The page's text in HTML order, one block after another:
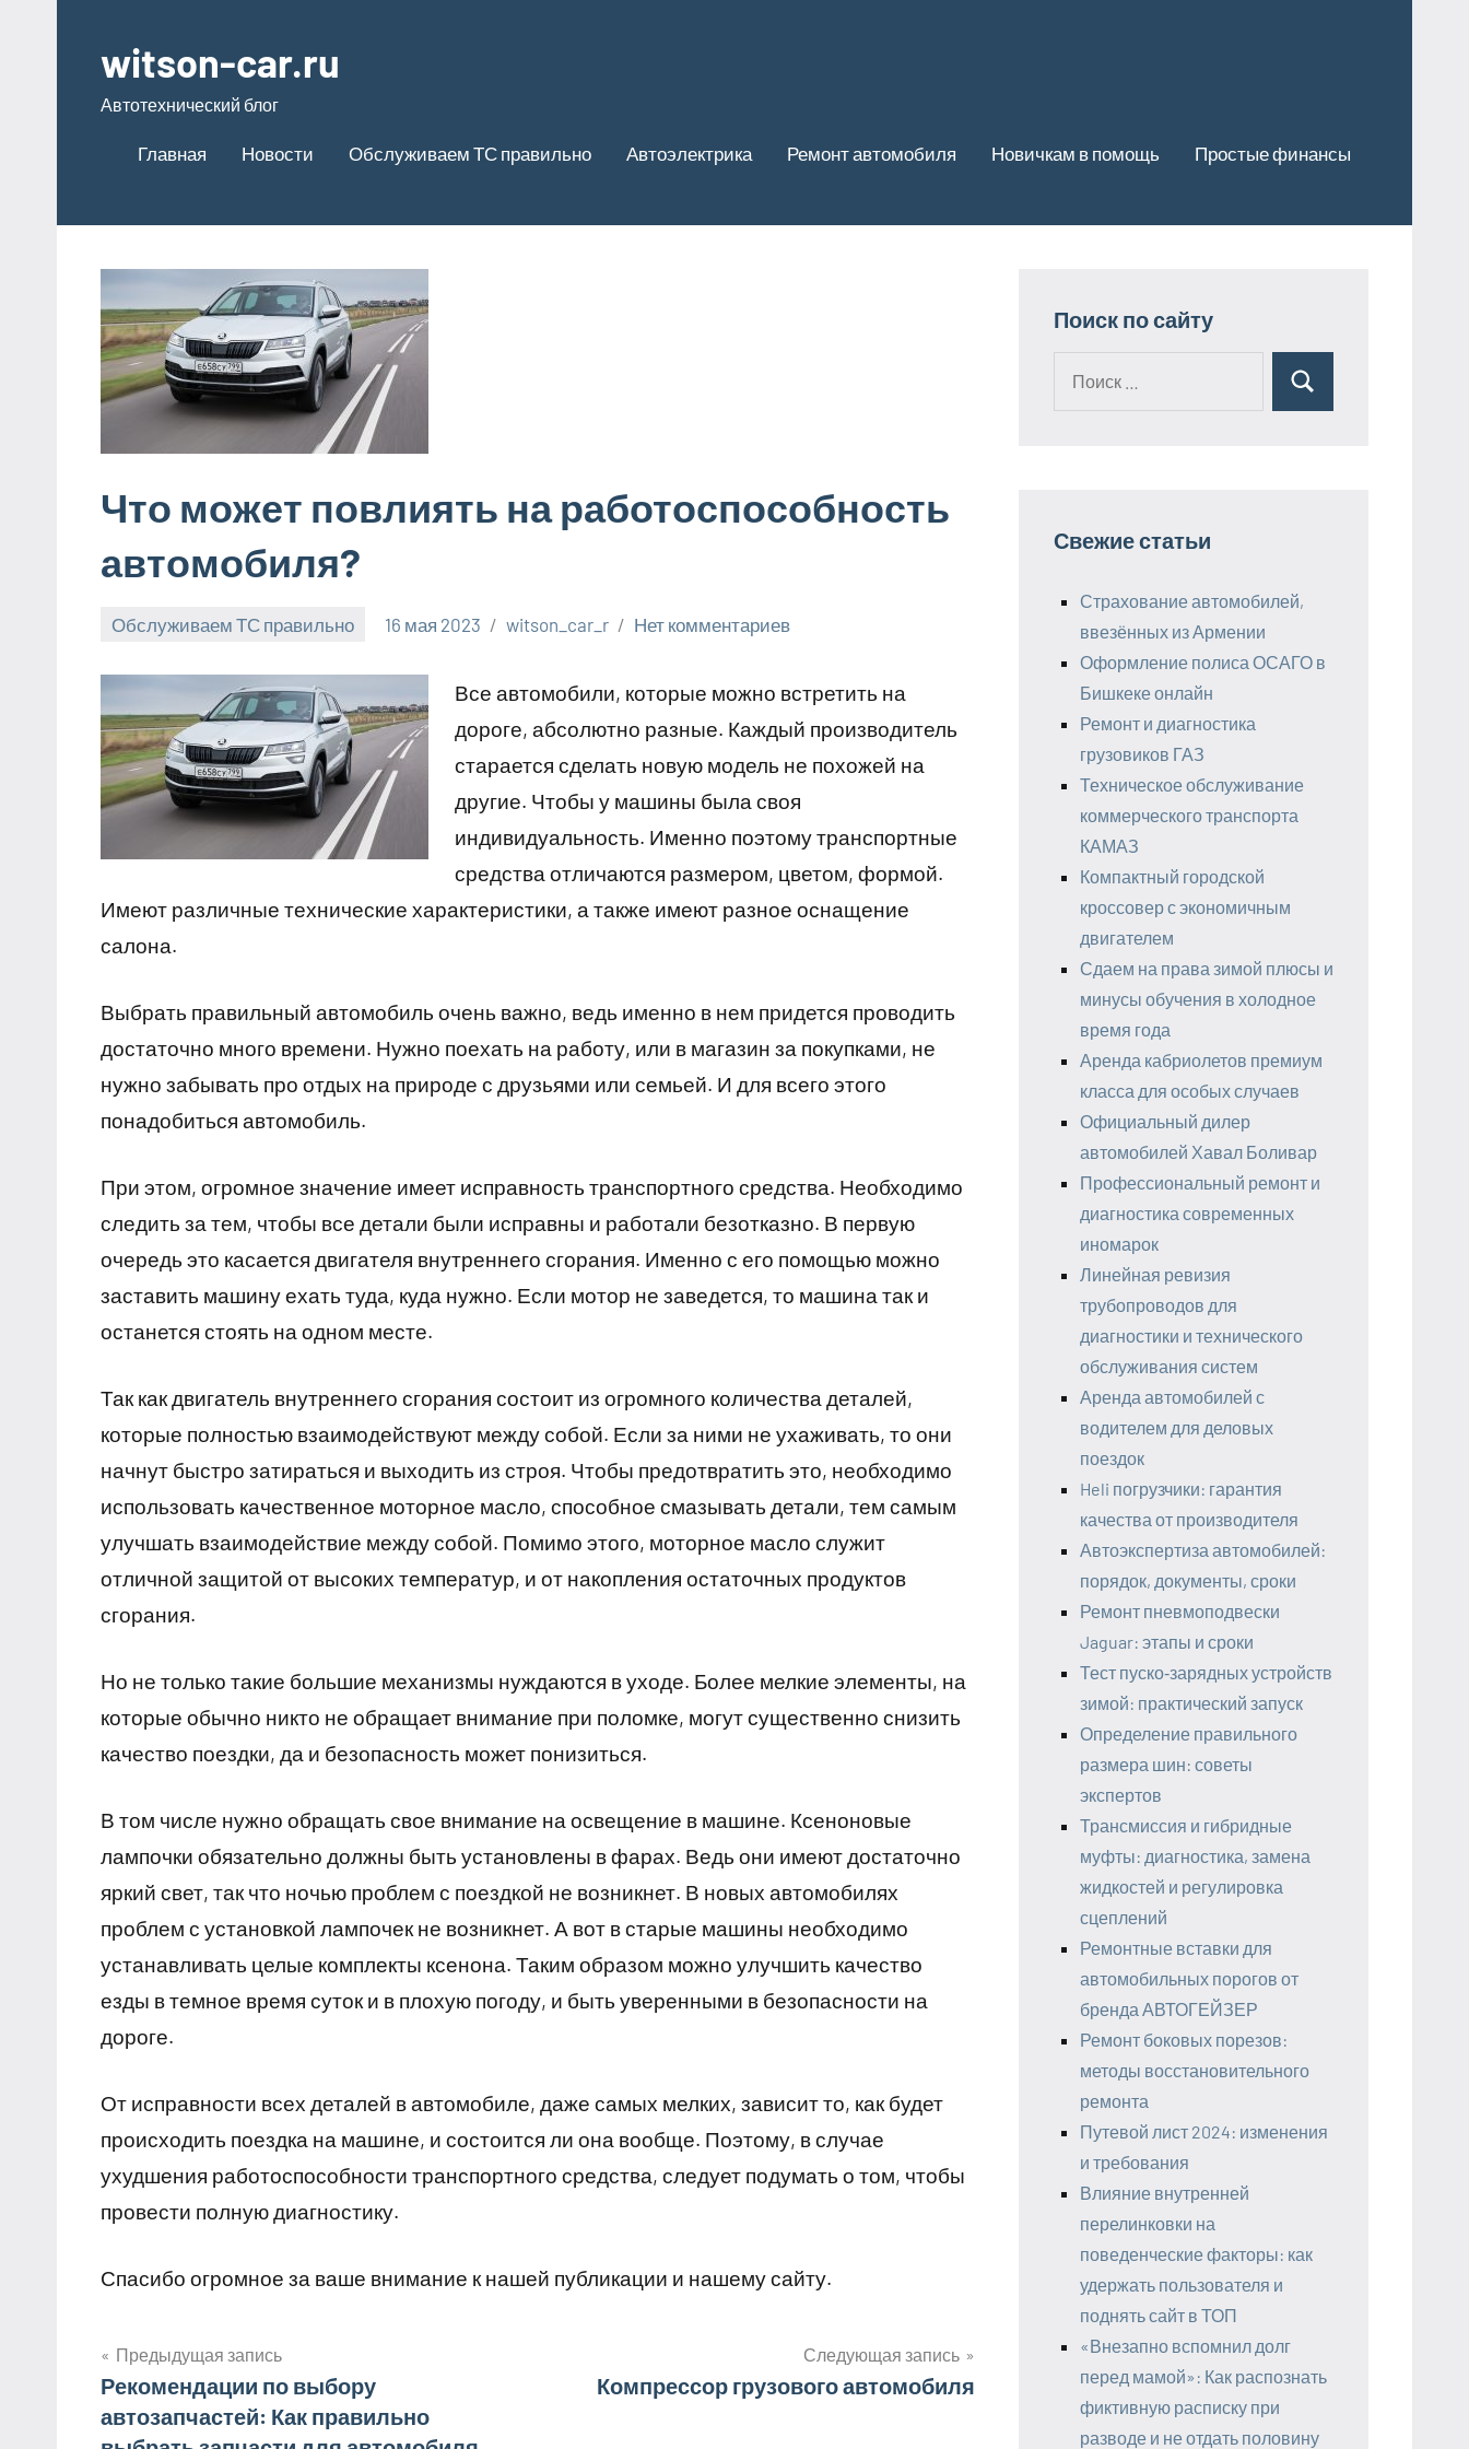
содержимому
witson-car.ru
Автотехнический блог
Главная Новости Обслуживаем ТС правильно Автоэлектрика Ремонт автомобиля Новичкам в помощь Простые финансы
Что может повлиять на работоспособность
автомобиля?
Обслуживаем ТС правильно 16 мая 2023 witson_car_r Нет комментариев
Все автомобили, которые можно встретить на
дороге, абсолютно разные. Каждый производитель
старается сделать новую модель не похожей на
другие. Чтобы у машины была своя
индивидуальность. Именно поэтому транспортные
средства отличаются размером, цветом, формой.
Имеют различные технические характеристики, а также имеют разное оснащение
салона.
Выбрать правильный автомобиль очень важно, ведь именно в нем придется проводить
достаточно много времени. Нужно поехать на работу, или в магазин за покупками, не
нужно забывать про отдых на природе с друзьями или семьей. И для всего этого
понадобиться автомобиль.
При этом, огромное значение имеет исправность транспортного средства. Необходимо
следить за тем, чтобы все детали были исправны и работали безотказно. В первую
очередь это касается двигателя внутреннего сгорания. Именно с его помощью можно
заставить машину ехать туда, куда нужно. Если мотор не заведется, то машина так и
останется стоять на одном месте.
Так как двигатель внутреннего сгорания состоит из огромного количества деталей,
которые полностью взаимодействуют между собой. Если за ними не ухаживать, то они
начнут быстро затираться и выходить из строя. Чтобы предотвратить это, необходимо
использовать качественное моторное масло, способное смазывать детали, тем самым
улучшать взаимодействие между собой. Помимо этого, моторное масло служит
отличной защитой от высоких температур, и от накопления остаточных продуктов
сгорания.
Но не только такие большие механизмы нуждаются в уходе. Более мелкие элементы, на
которые обычно никто не обращает внимание при поломке, могут существенно снизить
качество поездки, да и безопасность может понизиться.
В том числе нужно обращать свое внимание на освещение в машине. Ксеноновые
лампочки обязательно должны быть установлены в фарах. Ведь они имеют достаточно
яркий свет, так что ночью проблем с поездкой не возникнет. В новых автомобилях
проблем с установкой лампочек не возникнет. А вот в старые машины необходимо
устанавливать целые комплекты ксенона. Таким образом можно улучшить качество
езды в темное время суток и в плохую погоду, и быть уверенными в безопасности на
дороге.
От исправности всех деталей в автомобиле, даже самых мелких, зависит то, как будет
происходить поездка на машине, и состоится ли она вообще. Поэтому, в случае
ухудшения работоспособности транспортного средства, следует подумать о том, чтобы
провести полную диагностику.
Спасибо огромное за ваше внимание к нашей публикации и нашему сайту.
Навигация
по
Предыдущая запись
Рекомендации по выбору
автозапчастей: Как правильно
Следующая запись
Компрессор грузового автомобиля
Поиск по сайту
Поиск
Свежие статьи
Страхование автомобилей,
ввезённых из Армении
Оформление полиса ОСАГО в
Бишкеке онлайн
Ремонт и диагностика
грузовиков ГАЗ
Техническое обслуживание
коммерческого транспорта
КАМАЗ
Компактный городской
кроссовер с экономичным
двигателем
Сдаем на права зимой плюсы и
минусы обучения в холодное
время года
Аренда кабриолетов премиум
класса для особых случаев
Официальный дилер
автомобилей Хавал Боливар
Профессиональный ремонт и
диагностика современных
иномарок
Линейная ревизия
трубопроводов для
диагностики и технического
обслуживания систем
Аренда автомобилей с
водителем для деловых
поездок
Heli погрузчики: гарантия
качества от производителя
Автоэкспертиза автомобилей:
порядок, документы, сроки
Ремонт пневмоподвески
Jaguar: этапы и сроки
Тест пуско‑зарядных устройств
зимой: практический запуск
Определение правильного
размера шин: советы
экспертов
Трансмиссия и гибридные
муфты: диагностика, замена
жидкостей и регулировка
сцеплений
Ремонтные вставки для
автомобильных порогов от
бренда АВТОГЕЙЗЕР
Ремонт боковых порезов:
методы восстановительного
ремонта
Путевой лист 2024: изменения
и требования
Влияние внутренней
перелинковки на
поведенческие факторы: как
удержать пользователя и
поднять сайт в ТОП
«Внезапно вспомнил долг
перед мамой»: Как распознать
фиктивную расписку при
разводе и не отдать половину